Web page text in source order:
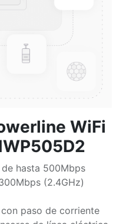
WiFi
hasta 500Mbps
(2.4GHz)
paso de corriente